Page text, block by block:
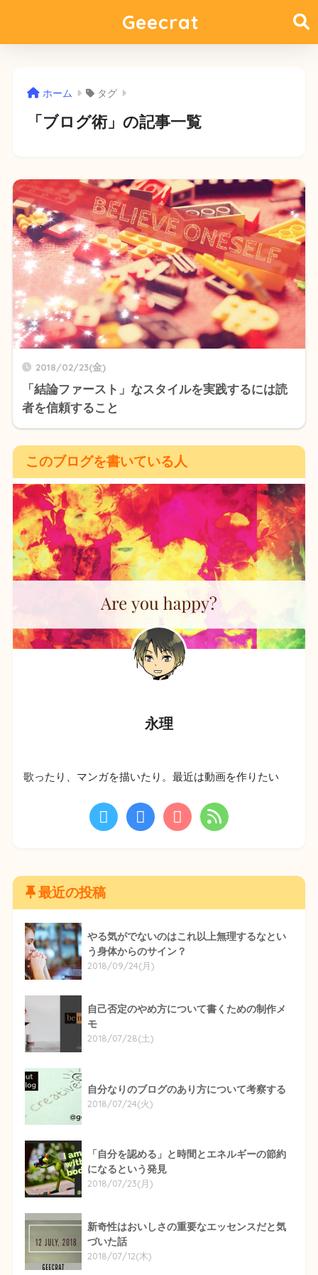
Geecrat
ホーム タグ
「ブログ術」の記事一覧
2018/02/23(金)
「結論ファースト」なスタイルを実践するには読
者を信頼すること
このブログを書いている人
永理
歌ったり、マンガを描いたり。最近は動画を作りたい
最近の投稿
やる気がでないのはこれ以上無理するなとい
う身体からのサイン？
2018/09/24(月)
自己否定のやめ方について書くための制作メ
モ
2018/07/28(土)
自分なりのブログのあり方について考察する
2018/07/24(火)
「自分を認める」と時間とエネルギーの節約
になるという発見
2018/07/23(月)
新奇性はおいしさの重要なエッセンスだと気
づいた話
2018/07/12(木)